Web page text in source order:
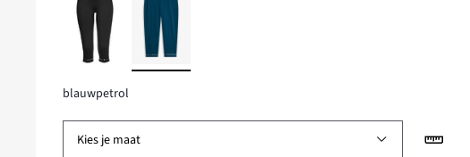
blauwpetrol
Kies je maat